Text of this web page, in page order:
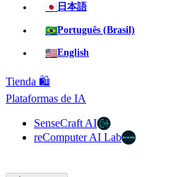
🇯🇵 日本語
🇧🇷Português (Brasil)
🇺🇸English
Tienda 🛍️
Plataformas de IA
SenseCraft AI
reComputer AI Lab